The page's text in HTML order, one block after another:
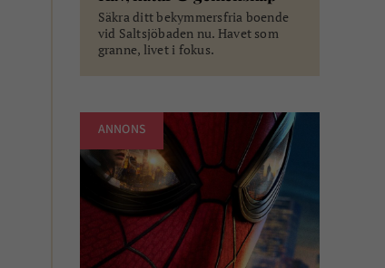
Säkra ditt bekymmersfria boende
vid Saltsjöbaden nu. Havet som
granne, livet i fokus.
ANNONS